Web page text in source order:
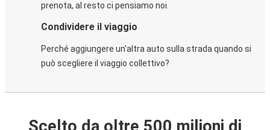
prenota, al resto ci pensiamo noi.
Condividere il viaggio
Perché aggiungere un'altra auto sulla strada quando si
può scegliere il viaggio collettivo?